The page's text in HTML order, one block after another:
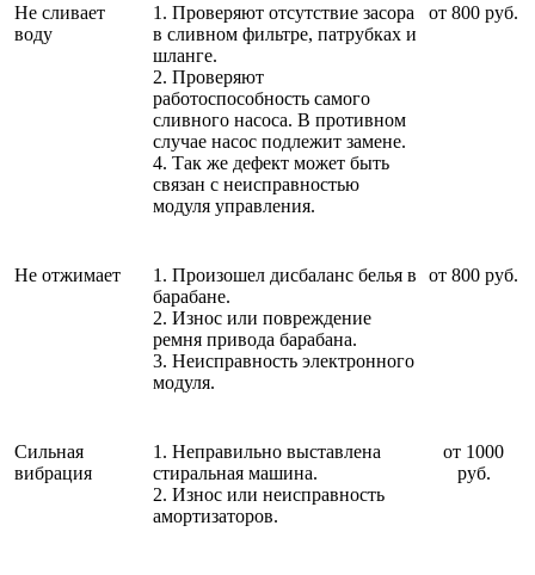
Не сливает
воду
1. Проверяют отсутствие засора
в сливном фильтре, патрубках и
шланге.
2. Проверяют
работоспособность самого
сливного насоса. В противном
случае насос подлежит замене.
4. Так же дефект может быть
связан с неисправностью
модуля управления.
от 800 руб.
Не отжимает
1. Произошел дисбаланс белья в
барабане.
2. Износ или повреждение
ремня привода барабана.
3. Неисправность электронного
модуля.
от 800 руб.
Сильная
вибрация
1. Неправильно выставлена
стиральная машина.
2. Износ или неисправность
амортизаторов.
от 1000
руб.